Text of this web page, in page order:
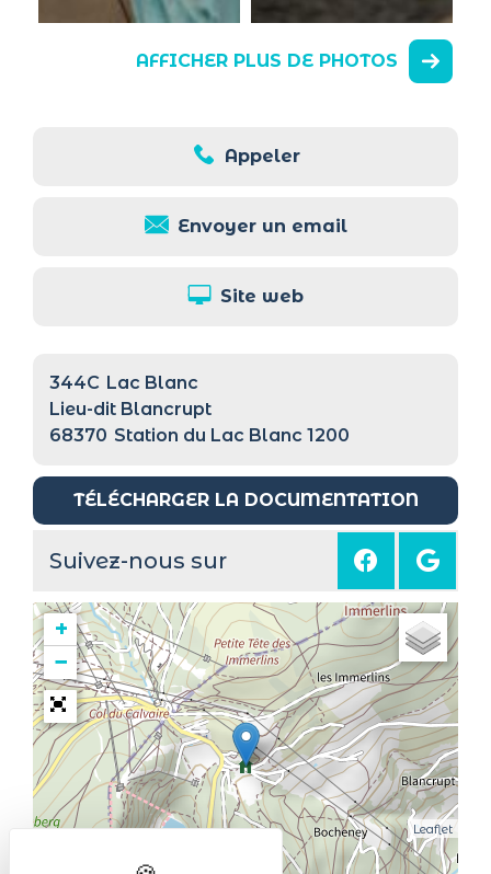
AFFICHER PLUS DE PHOTOS
Appeler
Envoyer un email
Site web
344C Lac Blanc
Lieu-dit Blancrupt
68370 Station du Lac Blanc 1200
TÉLÉCHARGER LA DOCUMENTATION
Suivez-nous sur
+
−
Leaflet